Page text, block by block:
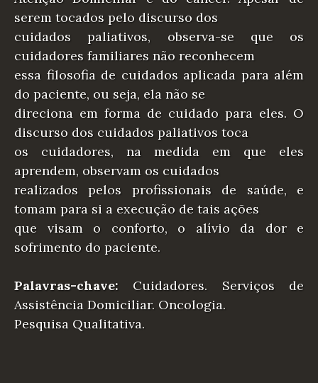
serem tocados pelo discurso dos
cuidados paliativos, observa-se que os
cuidadores familiares não reconhecem
essa filosofia de cuidados aplicada para além
do paciente, ou seja, ela não se
direciona em forma de cuidado para eles. O
discurso dos cuidados paliativos toca
os cuidadores, na medida em que eles
aprendem, observam os cuidados
realizados pelos profissionais de saúde, e
tomam para si a execução de tais ações
que visam o conforto, o alívio da dor e
sofrimento do paciente.
Palavras-chave: Cuidadores. Serviços de
Assistência Domiciliar. Oncologia.
Pesquisa Qualitativa.